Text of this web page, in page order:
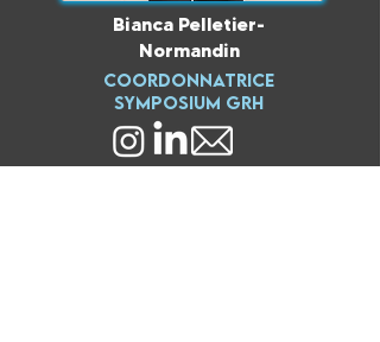
Bianca Pelletier-
Normandin
Coordonnatrice
symposium GRH